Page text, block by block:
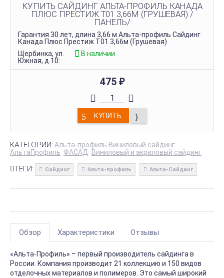
КУПИТЬ САЙДИНГ АЛЬТА-ПРОФИЛЬ КАНАДА
ПЛЮС ПРЕСТИЖ Т01 3,66М (ГРУШЕВАЯ) /
ПАНЕЛЬ/
Гарантия 30 лет, длина 3,66 м Альта-профиль Сайдинг
Канада Плюс Престиж Т01 3,66м (Грушевая)
Щербинка, ул.
Южная, д.10:
В наличии
475 ₽
КУПИТЬ
КАТЕГОРИИ: Альта-профиль Виниловый сайдинг
АльтаПрофиль ФАСАД Виниловый и акриловый сайдинг
ТЕГИ: Сайдинг Альта-профиль Альта-Сайдинг
Обзор Характеристики Отзывы
«Альта-Профиль» – первый производитель сайдинга в
России. Компания производит 21 коллекцию и 150 видов
отделочных материалов и полимеров. Это самый широкий